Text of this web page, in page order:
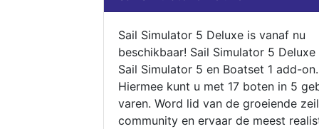
Sail Simulator 5 Deluxe is vanaf nu
beschikbaar! Sail Simulator 5
Sail Simulator 5 en Boatset 1 add-on.
Hiermee kunt u met 17 boten in 5
varen. Word lid van de groeiende zeil
community en ervaar de meest